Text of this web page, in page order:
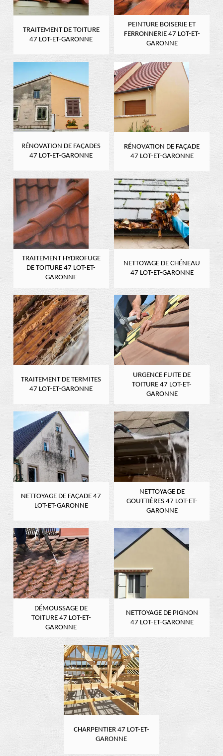
TRAITEMENT DE TOITURE
47 LOT-ET-GARONNE
PEINTURE BOISERIE ET
FERRONNERIE 47 LOT-ET-
GARONNE
RÉNOVATION DE FAÇADES
47 LOT-ET-GARONNE
RÉNOVATION DE FAÇADE
47 LOT-ET-GARONNE
TRAITEMENT HYDROFUGE
DE TOITURE 47 LOT-ET-
GARONNE
NETTOYAGE DE CHÉNEAU
47 LOT-ET-GARONNE
TRAITEMENT DE TERMITES
47 LOT-ET-GARONNE
URGENCE FUITE DE
TOITURE 47 LOT-ET-
GARONNE
NETTOYAGE DE FAÇADE 47
LOT-ET-GARONNE
NETTOYAGE DE
GOUTTIÈRES 47 LOT-ET-
GARONNE
DÉMOUSSAGE DE
TOITURE 47 LOT-ET-
GARONNE
NETTOYAGE DE PIGNON
47 LOT-ET-GARONNE
CHARPENTIER 47 LOT-ET-
GARONNE